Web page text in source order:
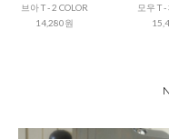
브아 T - 2 COLOR
14,280원
모우 T -